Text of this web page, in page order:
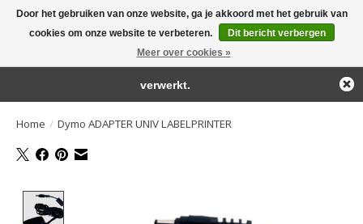
Large selection of products and fast shipping!
Home / Dymo ADAPTER UNIV LABELPRINTER
Door het gebruiken van onze website, ga je akkoord met het gebruik van
cookies om onze website te verbeteren.
Dit bericht verbergen
Meer over cookies »
← Keer terug naar de backofficeDeze winkel is in aanbouw.
Eventueel geplaatste orders zullen niet worden gehonoreerd of
verwerkt.